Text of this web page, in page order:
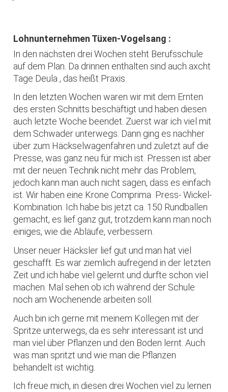
Lohnunternehmen Tüxen-Vogelsang :
In den nächsten drei Wochen steht Berufsschule
auf dem Plan. Da drinnen enthalten sind auch axcht
Tage Deula , das heißt Praxis.
In den letzten Wochen waren wir mit dem Ernten
des ersten Schnitts beschäftigt und haben diesen
auch letzte Woche beendet. Zuerst war ich viel mit
dem Schwader unterwegs. Dann ging es nachher
über zum Häckselwagenfahren und zuletzt auf die
Presse, was ganz neu für mich ist. Pressen ist aber
mit der neuen Technik nicht mehr das Problem,
jedoch kann man auch nicht sagen, dass es einfach
ist. Wir haben eine Krone Comprima Press- Wickel-
Kombination. Ich habe bis jetzt ca. 150 Rundballen
gemacht, es lief ganz gut, trotzdem kann man noch
einiges, wie die Abläufe, verbessern.
Unser neuer Häcksler lief gut und man hat viel
geschafft. Es war ziemlich aufregend in der letzten
Zeit und ich habe viel gelernt und durfte schon viel
machen. Mal sehen ob ich während der Schule
noch am Wochenende arbeiten soll.
Auch bin ich gerne mit meinem Kollegen mit der
Spritze unterwegs, da es sehr interessant ist und
man viel über Pflanzen und den Boden lernt. Auch
was man spritzt und wie man die Pflanzen
behandelt ist wichtig.
Ich freue mich, in diesen drei Wochen viel zu lernen